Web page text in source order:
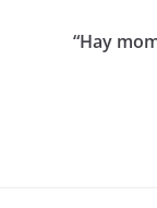
“Hay